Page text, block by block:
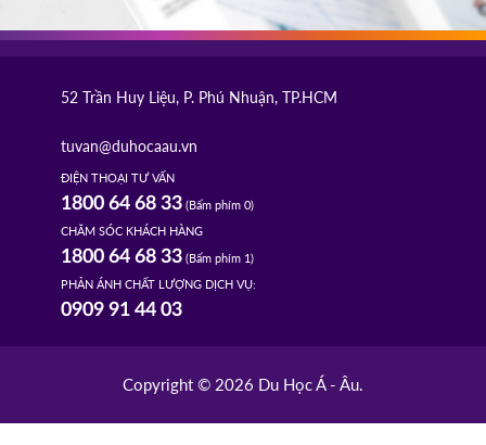
52 Trần Huy Liệu, P. Phú Nhuận, TP.HCM
tuvan@duhocaau.vn
ĐIỆN THOẠI TƯ VẤN
1800 64 68 33(Bấm phím 0)
CHĂM SÓC KHÁCH HÀNG
1800 64 68 33(Bấm phím 1)
PHẢN ÁNH CHẤT LƯỢNG DỊCH VỤ:
0909 91 44 03
Copyright © 2026 Du Học Á - Âu.